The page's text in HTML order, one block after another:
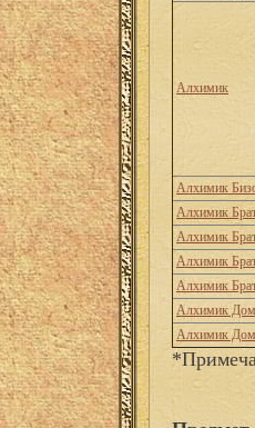
Алхимик
Алхимик
Алхимик
Алхимик
Алхимик
Алхимик
Алхимик
Алхимик